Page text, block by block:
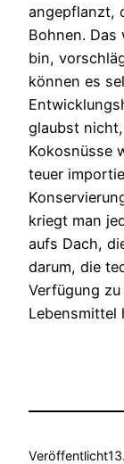
angepflanzt,
Bohnen. Das
bin,
können es
glaubst
Kokosnüsse
teuer
kriegt man
aufs Dach,
darum, die
Verfügung
Lebensmittel
Veröffentlicht